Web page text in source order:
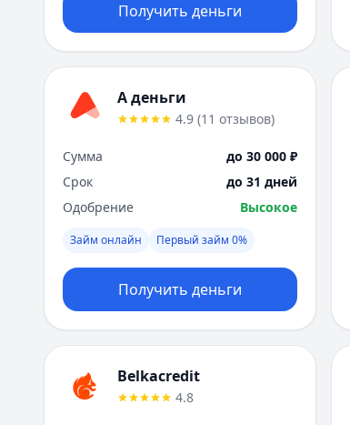
Получить деньги
А деньги
4.9 (11 отзывов)
Сумма
до 30 000 ₽
Срок
до 31 дней
Одобрение
Высокое
Займ онлайн Первый займ 0%
Получить деньги
Belkacredit
4.8